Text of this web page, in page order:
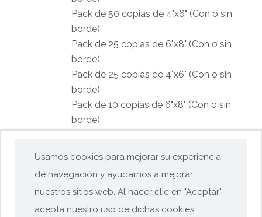
Usamos cookies para mejorar su experiencia
de navegación y ayudarnos a mejorar
nuestros sitios web. Al hacer clic en "Aceptar",
acepta nuestro uso de dichas cookies.
Pack de 50 copias de 4"x6" (Con o sin
borde)
Pack de 25 copias de 6"x8" (Con o sin
borde)
Pack de 25 copias de 4"x6" (Con o sin
borde)
Pack de 10 copias de 6"x8" (Con o sin
borde)
con Kimidori
y haz que cada fotografía